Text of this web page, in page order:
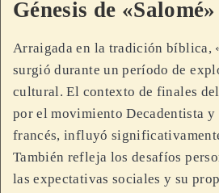
Génesis de «Salomé»
Arraigada en la tradición bíblica,
surgió durante un período de
cultural. El contexto de finales
por el movimiento Decadentista
francés, influyó
También refleja los desafíos
las expectativas sociales y su